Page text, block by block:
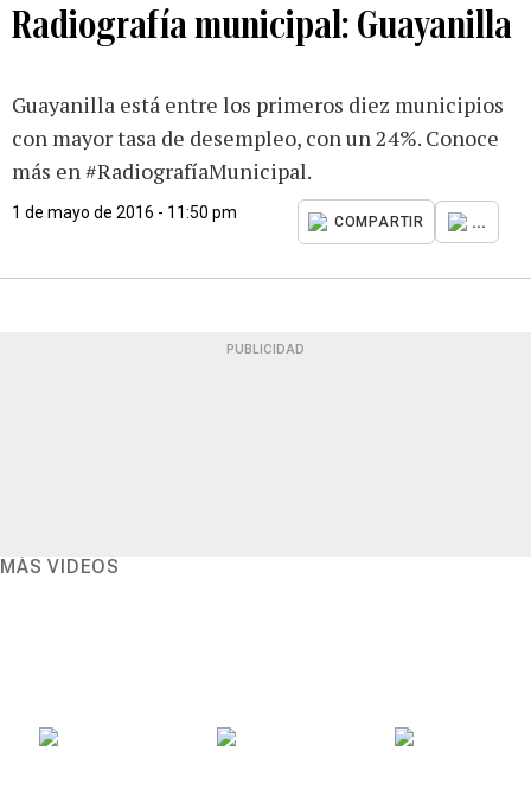
Radiografía municipal: Guayanilla
Guayanilla está entre los primeros diez municipios
con mayor tasa de desempleo, con un 24%. Conoce
más en #RadiografíaMunicipal.
1 de mayo de 2016 - 11:50 pm
COMPARTIR ...
PUBLICIDAD
MÁS VIDEOS